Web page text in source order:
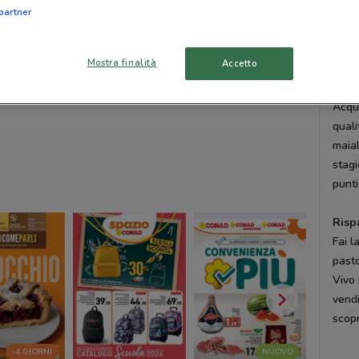
-4 GIORNI NUOVO
Fai
Vivo
Mostra finalità Accetto